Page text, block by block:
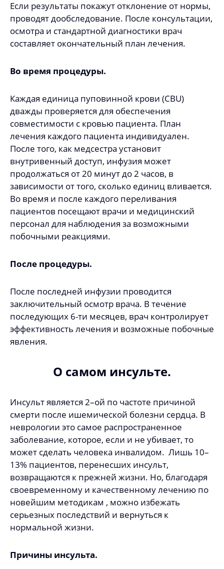
Если результаты покажут отклонение от нормы,
проводят дообследование. После консультации,
осмотра и стандартной диагностики врач
составляет окончательный план лечения.
Во время процедуры.
Каждая единица пуповинной крови (CBU)
дважды проверяется для обеспечения
совместимости с кровью пациента. План
лечения каждого пациента индивидуален.
После того, как медсестра установит
внутривенный доступ, инфузия может
продолжаться от 20 минут до 2 часов, в
зависимости от того, сколько единиц вливается.
Во время и после каждого переливания
пациентов посещают врачи и медицинский
персонал для наблюдения за возможными
побочными реакциями.
После процедуры.
После последней инфузии проводится
заключительный осмотр врача. В течение
последующих 6-ти месяцев, врач контролирует
эффективность лечения и возможные побочные
явления.
О самом инсульте.
Инсульт является 2–ой по частоте причиной
смерти после ишемической болезни сердца. В
неврологии это самое распространенное
заболевание, которое, если и не убивает, то
может сделать человека инвалидом. Лишь 10–
13% пациентов, перенесших инсульт,
возвращаются к прежней жизни. Но, благодаря
своевременному и качественному лечению по
новейшим методикам , можно избежать
серьезных последствий и вернуться к
нормальной жизни.
Причины инсульта.